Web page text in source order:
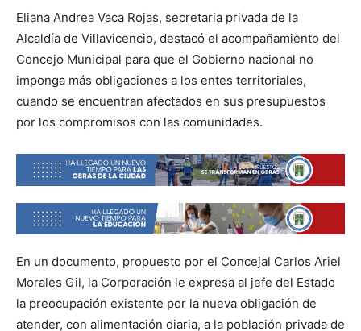
Eliana Andrea Vaca Rojas, secretaria privada de la
Alcaldía de Villavicencio, destacó el acompañamiento del
Concejo Municipal para que el Gobierno nacional no
imponga más obligaciones a los entes territoriales,
cuando se encuentran afectados en sus presupuestos
por los compromisos con las comunidades.
En un documento, propuesto por el Concejal Carlos Ariel
Morales Gil, la Corporación le expresa al jefe del Estado
la preocupación existente por la nueva obligación de
atender, con alimentación diaria, a la población privada de